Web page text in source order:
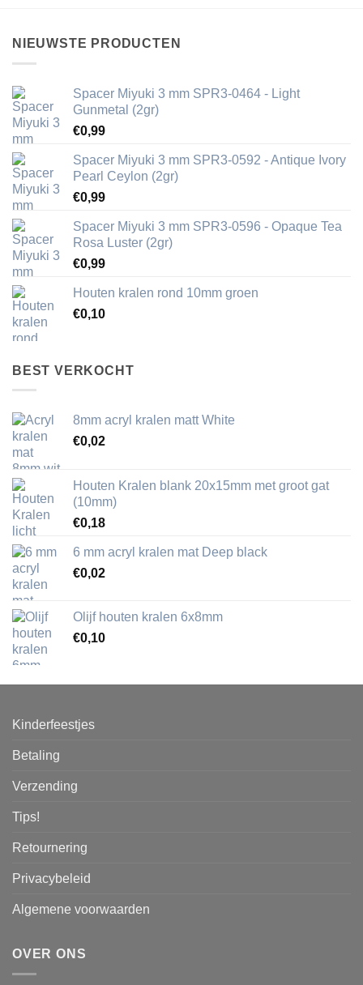
NIEUWSTE PRODUCTEN
Spacer Miyuki 3 mm SPR3-0464 - Light
Gunmetal (2gr)
€0,99
Spacer Miyuki 3 mm SPR3-0592 - Antique Ivory
Pearl Ceylon (2gr)
€0,99
Spacer Miyuki 3 mm SPR3-0596 - Opaque Tea
Rosa Luster (2gr)
€0,99
Houten kralen rond 10mm groen
€0,10
BEST VERKOCHT
8mm acryl kralen matt White
€0,02
Houten Kralen blank 20x15mm met groot gat
(10mm)
€0,18
6 mm acryl kralen mat Deep black
€0,02
Olijf houten kralen 6x8mm
€0,10
Kinderfeestjes
Betaling
Verzending
Tips!
Retournering
Privacybeleid
Algemene voorwaarden
OVER ONS